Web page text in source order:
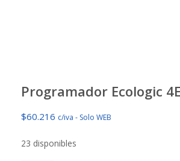
Programador Ecologic
$60.216 c/iva - Solo WEB
23 disponibles